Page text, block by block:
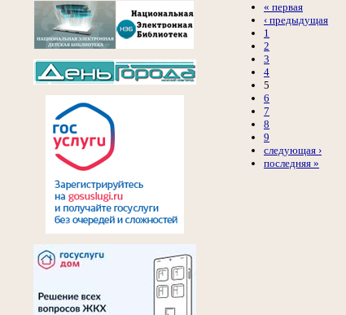
« первая
‹ предыдущая
1
2
3
4
5
6
7
8
9
следующая ›
последняя »